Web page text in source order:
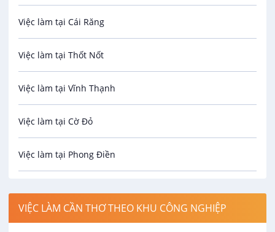
Biên phiên dịch
Bưu chính viễn thông
Cơ khí
Công nghệ sinh học
Công nghệ thực phẩm
Điện / Điện tử / Điện lạnh
Hàng hải / Hàng không
Việc làm tại Cái Răng
Việc làm tại Thốt Nốt
Việc làm tại Vĩnh Thạnh
Việc làm tại Cờ Đỏ
Việc làm tại Phong Điền
Việc làm tại Cái Khế
VIỆC LÀM CẦN THƠ THEO KHU CÔNG NGHIỆP